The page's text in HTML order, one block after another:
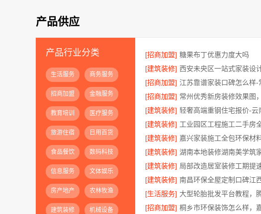
产品供应
产品行业分类
生活服务 商务服务
招商加盟 金融服务
教育培训 医疗服务
旅游住宿 日用百货
食品餐饮 数码科技
信息服务 文体娱乐
房产地产 农林牧渔
建筑装修 机械设备
[招商加盟] 糖果布丁优惠力度大吗
[建筑装修]
[招商加盟]
[招商加盟]
[建筑装修]
[建筑装修]
[建筑装修]
[建筑装修]
[建筑装修]
[建筑装修]
[生活服务]
[招商加盟]